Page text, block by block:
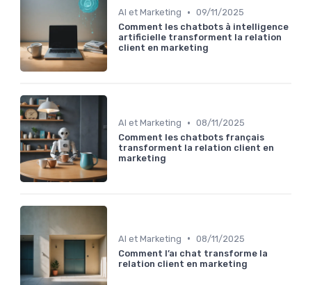
AI et Marketing • 09/11/2025
Comment les chatbots à intelligence
artificielle transforment la relation
client en marketing
AI et Marketing • 08/11/2025
Comment les chatbots français
transforment la relation client en
marketing
AI et Marketing • 08/11/2025
Comment l’aı chat transforme la
relation client en marketing